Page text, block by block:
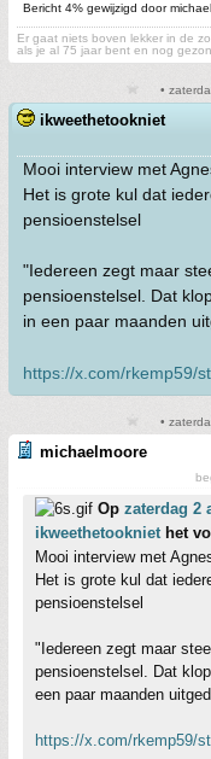
Bericht 4% gewijzigd door
Er gaat niets boven lekker in de
als je al 75 jaar bent en nog
•
ikweethetookniet
Mooi interview met
Het is grote kul dat
pensioenstelsel
"Iedereen zegt maar
pensioenstelsel. Dat
in een paar maanden
https://x.com/rkemp59/
•
michaelmoore
Op zaterdag 2
ikweethetookniethet
Mooi interview met
Het is grote kul dat
pensioenstelsel
"Iedereen zegt maar
pensioenstelsel. Dat
een paar maanden
https://x.com/rkemp59/